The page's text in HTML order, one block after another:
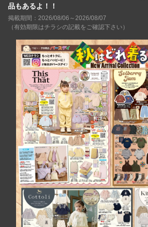
品もあるよ！！
掲載期間：2026/08/06～2026/08/07
（有効期限はチラシの記載をご確認下さい）